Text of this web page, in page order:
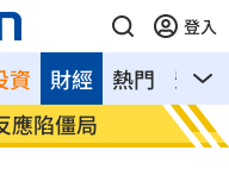
登入
資 熱門 影音
財經
歲達標秘
鬼門